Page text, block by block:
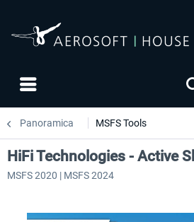
Panoramica MSFS Tools
HiFi Technologies - Active
MSFS 2020 | MSFS 2024